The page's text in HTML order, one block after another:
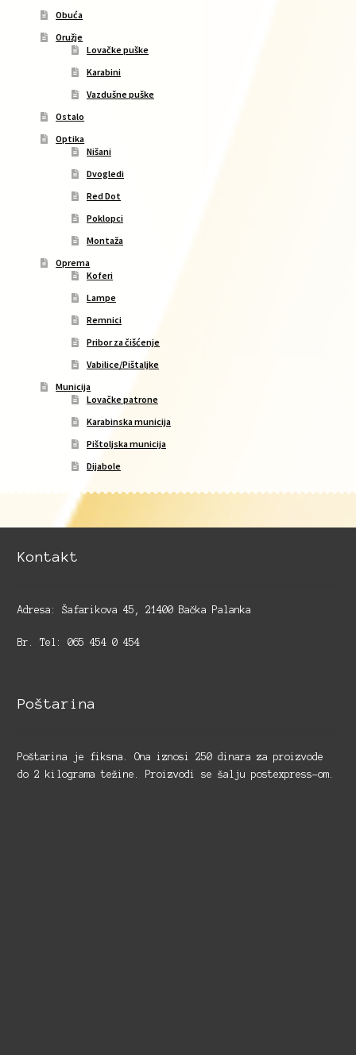
Obuća
Oružje
Lovačke puške
Karabini
Vazdušne puške
Ostalo
Optika
Nišani
Dvogledi
Red Dot
Poklopci
Montaža
Oprema
Koferi
Lampe
Remnici
Pribor za čišćenje
Vabilice/Pištaljke
Municija
Lovačke patrone
Karabinska municija
Pištoljska municija
Dijabole
Kontakt
Adresa: Šafarikova 45, 21400 Bačka Palanka
Br. Tel: 065 454 0 454
Poštarina
Poštarina je fiksna. Ona iznosi 250 dinara za proizvode
do 2 kilograma težine. Proizvodi se šalju postexpress-om.